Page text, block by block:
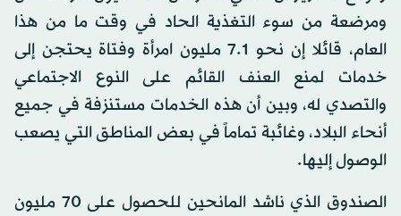
ومرضعة من سوء التغذية الحاد في وقت ما من هذا
العام، قائلا إن نحو 7.1 مليون امرأة وفتاة يحتجن إلى
خدمات لمنع العنف القائم على النوع الاجتماعي
والتصدي له، وبين أن هذه الخدمات مستنزفة في جميع
أنحاء البلاد، وغائبة تماماً في بعض المناطق التي يصعب
الوصول إليها.
الصندوق الذي ناشد المانحين للحصول على 70 مليون